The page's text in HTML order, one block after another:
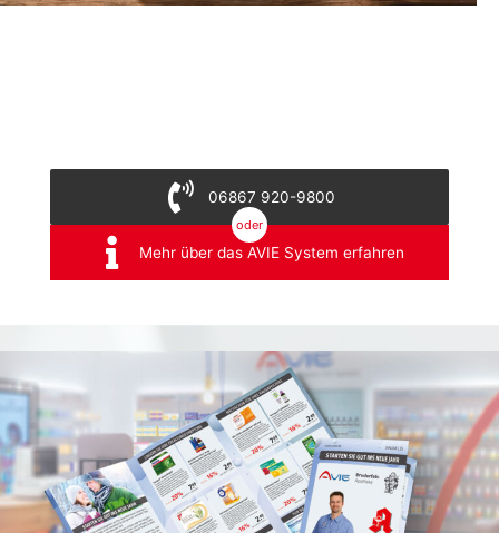
06867 920-9800
oder
Mehr über das AVIE System erfahren